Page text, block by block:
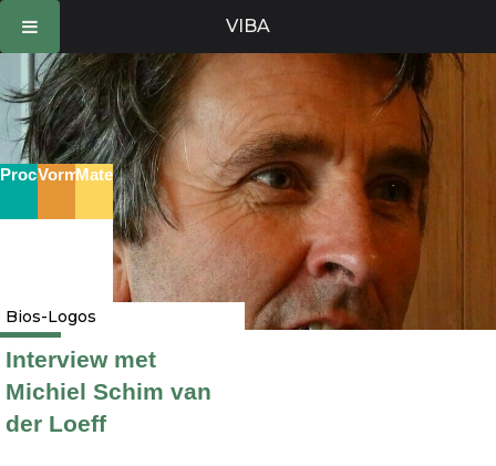
VIBA
inhoud
ProcesVormMaterie
Bios-Logos
Interview met
Michiel Schim van
der Loeff